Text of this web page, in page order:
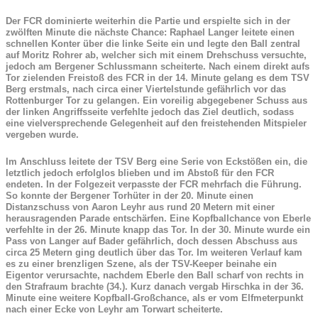
Der FCR dominierte weiterhin die Partie und erspielte sich in der
zwölften Minute die nächste Chance: Raphael Langer leitete einen
schnellen Konter über die linke Seite ein und legte den Ball zentral
auf Moritz Rohrer ab, welcher sich mit einem Drehschuss versuchte,
jedoch am Bergener Schlussmann scheiterte. Nach einem direkt aufs
Tor zielenden Freistoß des FCR in der 14. Minute gelang es dem TSV
Berg erstmals, nach circa einer Viertelstunde gefährlich vor das
Rottenburger Tor zu gelangen. Ein voreilig abgegebener Schuss aus
der linken Angriffsseite verfehlte jedoch das Ziel deutlich, sodass
eine vielversprechende Gelegenheit auf den freistehenden Mitspieler
vergeben wurde.
Im Anschluss leitete der TSV Berg eine Serie von Eckstößen ein, die
letztlich jedoch erfolglos blieben und im Abstoß für den FCR
endeten. In der Folgezeit verpasste der FCR mehrfach die Führung.
So konnte der Bergener Torhüter in der 20. Minute einen
Distanzschuss von Aaron Leyhr aus rund 20 Metern mit einer
herausragenden Parade entschärfen. Eine Kopfballchance von Eberle
verfehlte in der 26. Minute knapp das Tor. In der 30. Minute wurde ein
Pass von Langer auf Bader gefährlich, doch dessen Abschuss aus
circa 25 Metern ging deutlich über das Tor. Im weiteren Verlauf kam
es zu einer brenzligen Szene, als der TSV-Keeper beinahe ein
Eigentor verursachte, nachdem Eberle den Ball scharf von rechts in
den Strafraum brachte (34.). Kurz danach vergab Hirschka in der 36.
Minute eine weitere Kopfball-Großchance, als er vom Elfmeterpunkt
nach einer Ecke von Leyhr am Torwart scheiterte.